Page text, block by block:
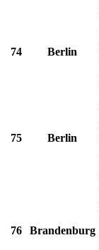
74 Berlin
75 Berlin
76 Brandenburg